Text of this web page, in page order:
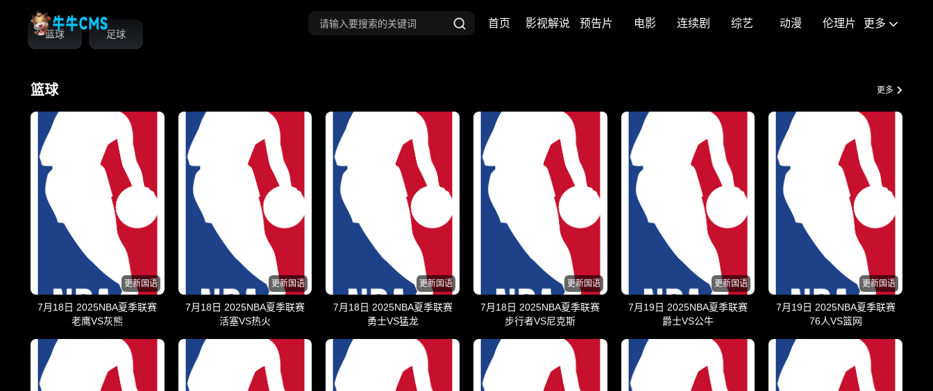
首页 影视解说 预告片 电影 连续剧 综艺 动漫 伦理片 更多
篮球 足球
篮球 更多
更新国语
7月18日 2025NBA夏季联赛
老鹰VS灰熊
更新国语
7月18日 2025NBA夏季联赛
活塞VS热火
更新国语
7月18日 2025NBA夏季联赛
勇士VS猛龙
更新国语
7月18日 2025NBA夏季联赛
步行者VS尼克斯
更新国语
7月19日 2025NBA夏季联赛
爵士VS公牛
更新国语
7月19日 2025NBA夏季联赛
76人VS篮网